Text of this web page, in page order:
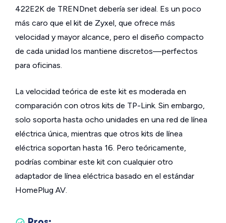
422E2K de TRENDnet debería ser ideal. Es un poco
más caro que el kit de Zyxel, que ofrece más
velocidad y mayor alcance, pero el diseño compacto
de cada unidad los mantiene discretos—perfectos
para oficinas.
La velocidad teórica de este kit es moderada en
comparación con otros kits de TP-Link. Sin embargo,
solo soporta hasta ocho unidades en una red de línea
eléctrica única, mientras que otros kits de línea
eléctrica soportan hasta 16. Pero teóricamente,
podrías combinar este kit con cualquier otro
adaptador de línea eléctrica basado en el estándar
HomePlug AV.